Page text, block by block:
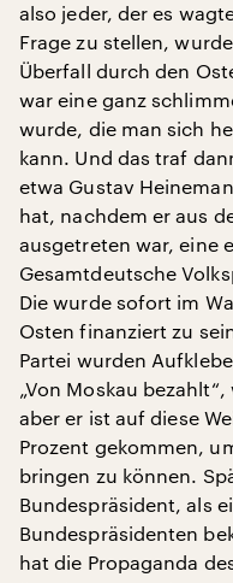
also jeder, der es
Frage zu stellen,
Überfall durch den
war eine ganz
wurde, die man sich
kann. Und das traf
etwa Gustav
hat, nachdem er aus
ausgetreten war, eine
Gesamtdeutsche
Die wurde sofort im
Osten finanziert zu
Partei wurden
„Von Moskau
aber er ist auf diese
Prozent gekommen,
bringen zu können.
Bundespräsident, als
Bundespräsidenten
hat die Propaganda